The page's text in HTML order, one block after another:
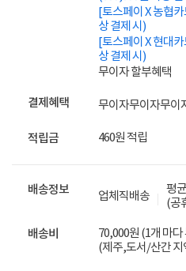
[토스페이 X 농협
상 결제 시)
[토스페이 X 현대
상 결제 시)
무이자 할부혜택
결제혜택 무이자무이자무이
적립금 460원 적립
배송정보 업체직배송
평
(공
배송비
70,000원 (1개 마다
(제주,도서/산간 지